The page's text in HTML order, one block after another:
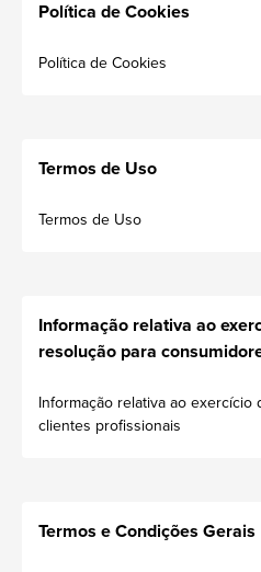
Política de Cookies
Política de Cookies
Termos de Uso
Termos de Uso
Informação relativa ao
resolução para
Informação relativa ao
clientes profissionais
Termos e Condições Gerais